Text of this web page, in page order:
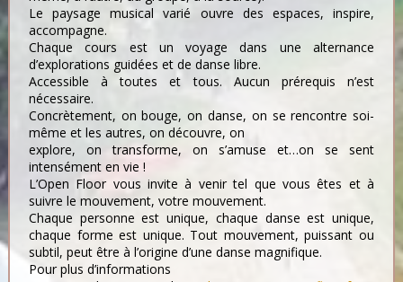
Le paysage musical varié ouvre des espaces, inspire,
accompagne.
Chaque cours est un voyage dans une alternance
d’explorations guidées et de danse libre.
Accessible à toutes et tous. Aucun prérequis n’est
nécessaire.
Concrètement, on bouge, on danse, on se rencontre soi-
même et les autres, on découvre, on
explore, on transforme, on s’amuse et…on se sent
intensément en vie !
L’Open Floor vous invite à venir tel que vous êtes et à
suivre le mouvement, votre mouvement.
Chaque personne est unique, chaque danse est unique,
chaque forme est unique. Tout mouvement, puissant ou
subtil, peut être à l’origine d’une danse magnifique.
Pour plus d’informations